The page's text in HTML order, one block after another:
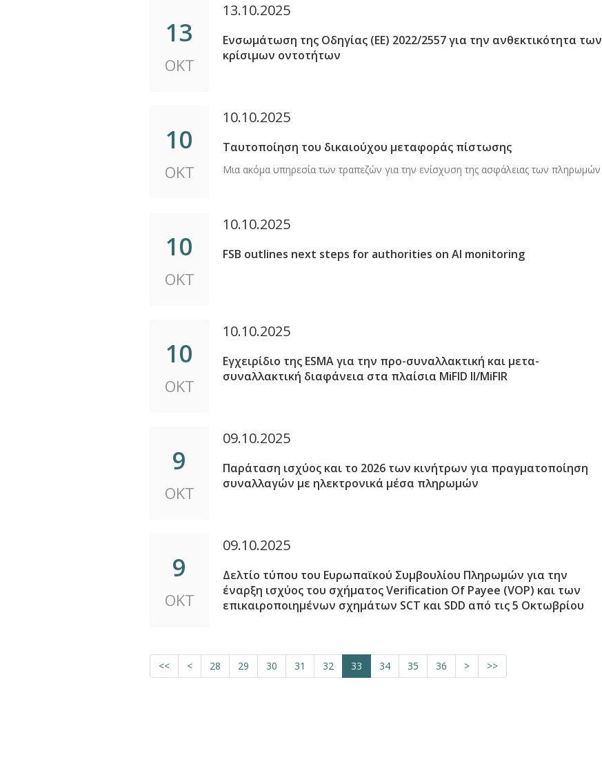
13
ΟΚΤ
13.10.2025
Ενσωμάτωση της Οδηγίας (ΕΕ) 2022/2557 για την ανθεκτικότητα των
κρίσιμων οντοτήτων
10
ΟΚΤ
10.10.2025
Ταυτοποίηση του δικαιούχου μεταφοράς πίστωσης
Μια ακόμα υπηρεσία των τραπεζών για την ενίσχυση της ασφάλειας των πληρωμών
10
ΟΚΤ
10.10.2025
FSB outlines next steps for authorities on AI monitoring
10
ΟΚΤ
10.10.2025
Εγχειρίδιο της ESMA για την προ-συναλλακτική και μετα-
συναλλακτική διαφάνεια στα πλαίσια MiFID II/MiFIR
9
ΟΚΤ
09.10.2025
Παράταση ισχύος και το 2026 των κινήτρων για πραγματοποίηση
συναλλαγών με ηλεκτρονικά μέσα πληρωμών
9
ΟΚΤ
09.10.2025
Δελτίο τύπου του Ευρωπαϊκού Συμβουλίου Πληρωμών για την
έναρξη ισχύος του σχήματος Verification Of Payee (VOP) και των
επικαιροποιημένων σχημάτων SCT και SDD από τις 5 Οκτωβρίου
<< < 28 29 30 31 32 33 34 35 36 > >>